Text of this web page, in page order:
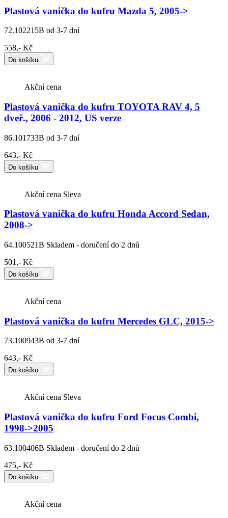
Plastová vanička do kufru Mazda 5, 2005->
72.102215B od 3-7 dní
558,- Kč
Do košíku
Akční cena
Plastová vanička do kufru TOYOTA RAV 4, 5
dveř., 2006 - 2012, US verze
86.101733B od 3-7 dní
643,- Kč
Do košíku
Akční cena Sleva
Plastová vanička do kufru Honda Accord Sedan,
2008->
64.100521B Skladem - doručení do 2 dnů
501,- Kč
Do košíku
Akční cena
Plastová vanička do kufru Mercedes GLC, 2015->
73.100943B od 3-7 dní
643,- Kč
Do košíku
Akční cena Sleva
Plastová vanička do kufru Ford Focus Combi,
1998->2005
63.100406B Skladem - doručení do 2 dnů
475,- Kč
Do košíku
Akční cena